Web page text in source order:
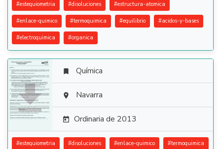
#estequiometria #disoluciones #estructura-atomica
#enlace-quimico #termoquimica #equilibrio #acidos-y-bases
#electroquimica #organica

 Química
 Navarra
 Ordinaria de 2013
#estequiometria #disoluciones #enlace-quimico #termoquimica